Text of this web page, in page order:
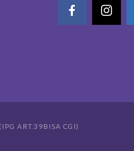
ART.39BISA CGI)